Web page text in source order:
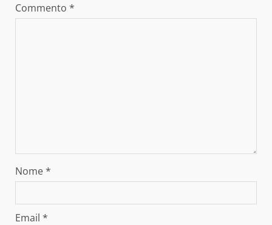
Commento *
Nome*
Email *